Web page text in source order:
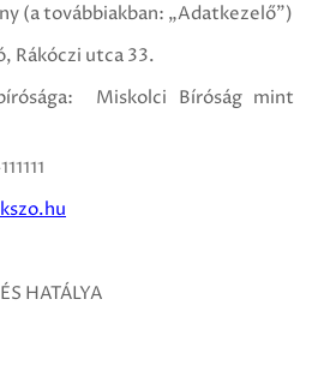
(a továbbiakban: „Adatkezelő”)
Rákóczi utca 33.
Miskolci Bíróság mint
HATÁLYA